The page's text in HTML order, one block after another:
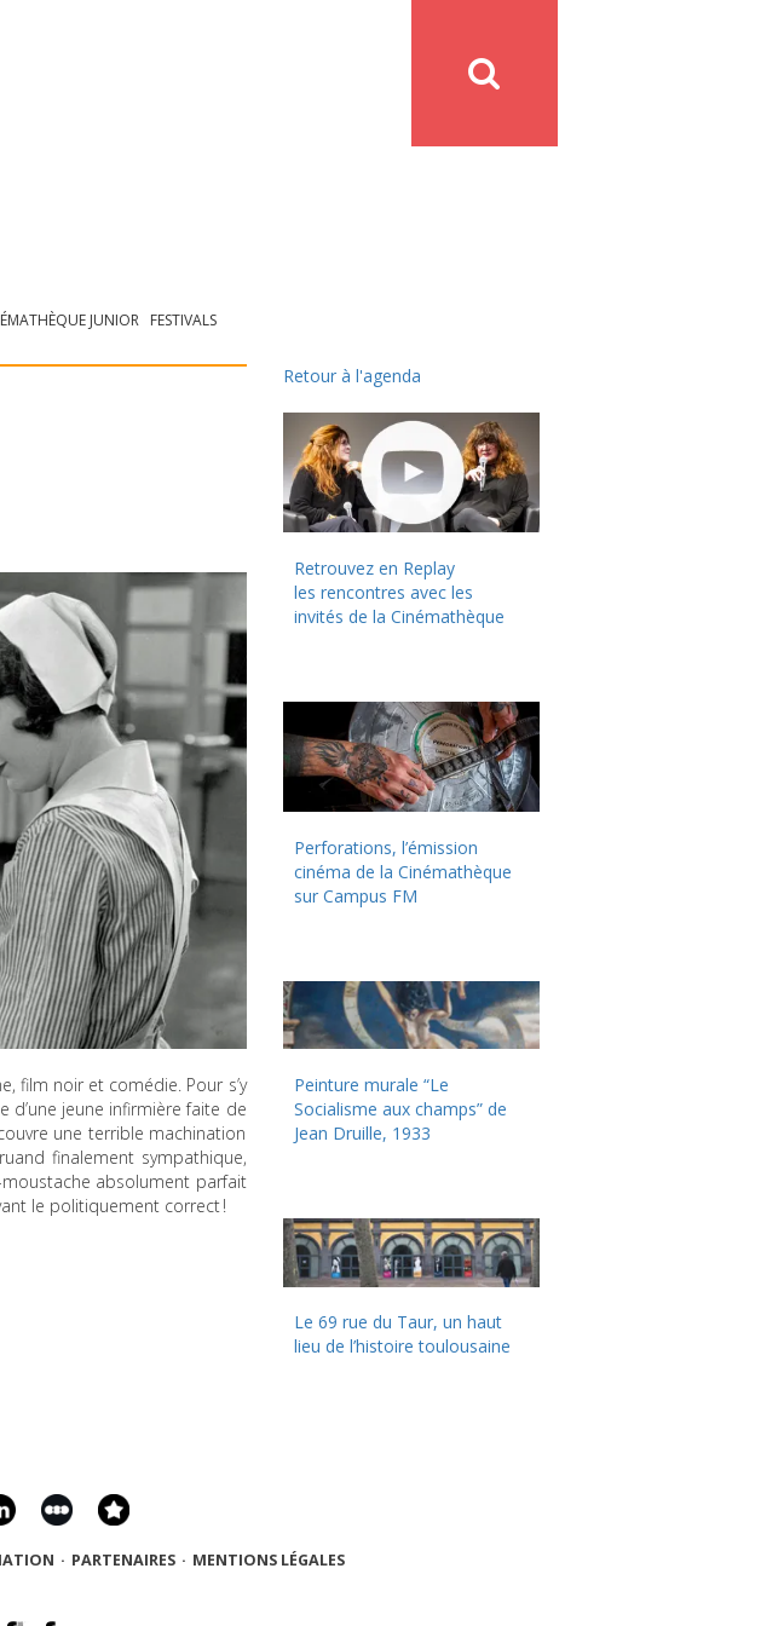
JUNIOR FESTIVALS
film noir et comédie. Pour s’y
d’une jeune infirmière faite de
une terrible machination
finalement sympathique,
absolument parfait
le politiquement correct !
Retour à l'agenda
Retrouvez en Replay
les rencontres avec les
invités de la Cinémathèque
Perforations, l’émission
cinéma de la Cinémathèque
sur Campus FM
Peinture murale “Le
Socialisme aux champs” de
Jean Druille, 1933
Le 69 rue du Taur, un haut
lieu de l’histoire toulousaine
· PARTENAIRES · MENTIONS LÉGALES